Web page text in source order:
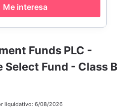
Funds PLC -
Select Fund - Class B
liquidativo: 6/08/2026
Me interesa